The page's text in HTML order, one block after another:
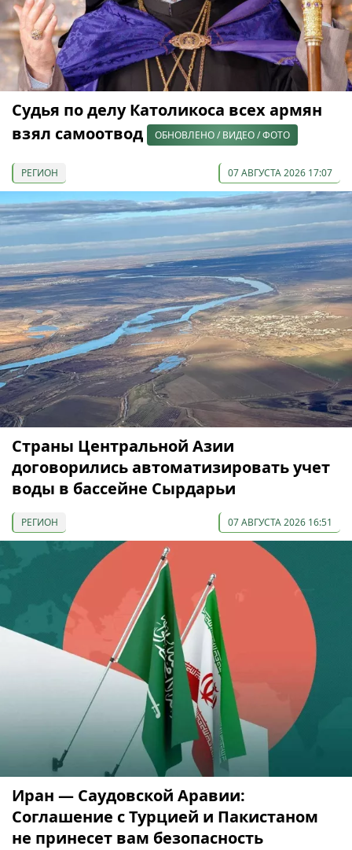
Судья по делу Католикоса всех армян
взял самоотвод
ОБНОВЛЕНО / ВИДЕО / ФОТО
РЕГИОН 07 АВГУСТА 2026 17:07
Страны Центральной Азии
договорились автоматизировать учет
воды в бассейне Сырдарьи
РЕГИОН 07 АВГУСТА 2026 16:51
Иран — Саудовской Аравии:
Соглашение с Турцией и Пакистаном
не принесет вам безопасность